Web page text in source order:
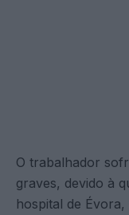
O trabalhador
graves, devido à
hospital de